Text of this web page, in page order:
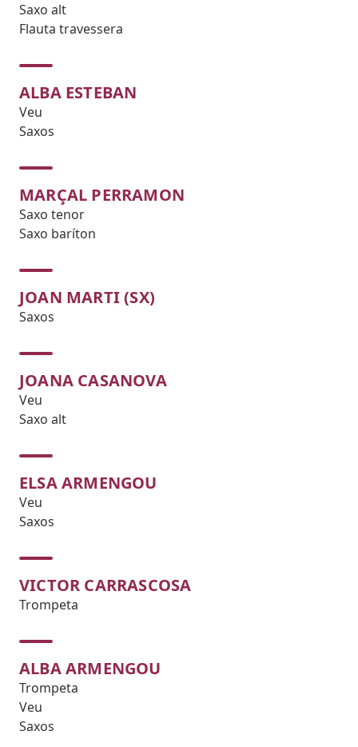
Saxo alt
Flauta travessera
ALBA ESTEBAN
Veu
Saxos
MARÇAL PERRAMON
Saxo tenor
Saxo baríton
JOAN MARTI (SX)
Saxos
JOANA CASANOVA
Veu
Saxo alt
ELSA ARMENGOU
Veu
Saxos
VICTOR CARRASCOSA
Trompeta
ALBA ARMENGOU
Trompeta
Veu
Saxos